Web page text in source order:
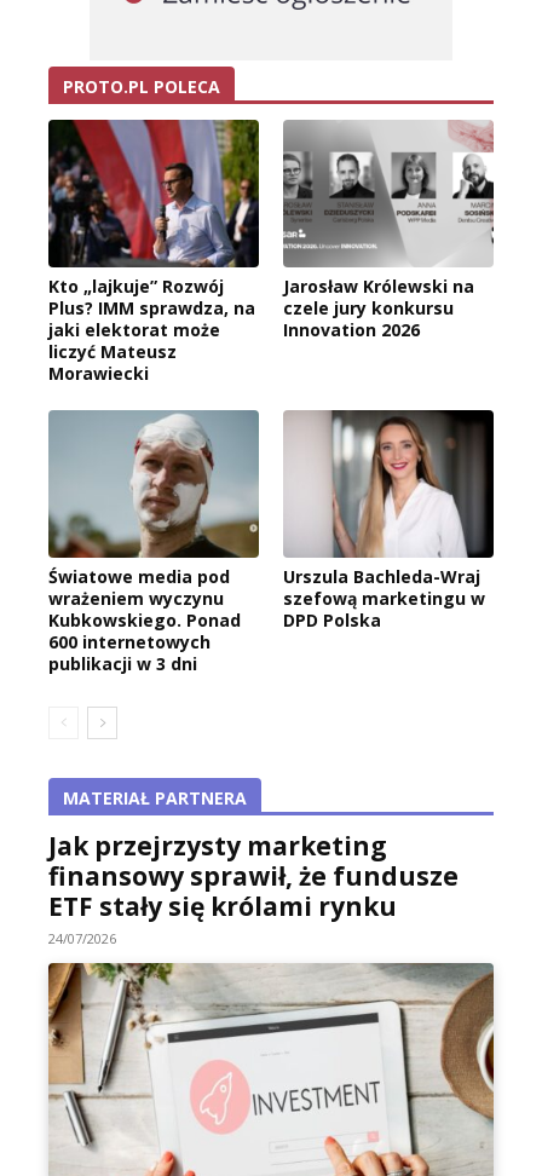
PROTO.PL POLECA
Kto „lajkuje” Rozwój
Plus? IMM sprawdza, na
jaki elektorat może
liczyć Mateusz
Morawiecki
Jarosław Królewski na
czele jury konkursu
Innovation 2026
Światowe media pod
wrażeniem wyczynu
Kubkowskiego. Ponad
600 internetowych
publikacji w 3 dni
Urszula Bachleda-Wraj
szefową marketingu w
DPD Polska
MATERIAŁ PARTNERA
Jak przejrzysty marketing
finansowy sprawił, że fundusze
ETF stały się królami rynku
24/07/2026